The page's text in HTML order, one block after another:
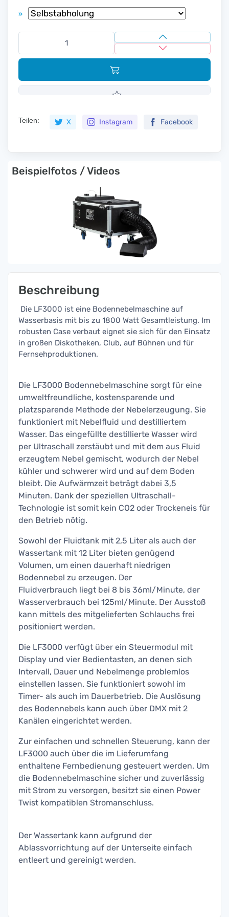
»
Teilen: X Instagram Facebook
Beispielfotos / Videos
Beschreibung
Die LF3000 ist eine Bodennebelmaschine auf
Wasserbasis mit bis zu 1800 Watt Gesamtleistung. Im
robusten Case verbaut eignet sie sich für den Einsatz
in großen Diskotheken, Club, auf Bühnen und für
Fernsehproduktionen.
Die LF3000 Bodennebelmaschine sorgt für eine
umweltfreundliche, kostensparende und
platzsparende Methode der Nebelerzeugung. Sie
funktioniert mit Nebelfluid und destilliertem
Wasser. Das eingefüllte destillierte Wasser wird
per Ultraschall zerstäubt und mit dem aus Fluid
erzeugtem Nebel gemischt, wodurch der Nebel
kühler und schwerer wird und auf dem Boden
bleibt. Die Aufwärmzeit beträgt dabei 3,5
Minuten. Dank der speziellen Ultraschall-
Technologie ist somit kein CO2 oder Trockeneis für
den Betrieb nötig.
Sowohl der Fluidtank mit 2,5 Liter als auch der
Wassertank mit 12 Liter bieten genügend
Volumen, um einen dauerhaft niedrigen
Bodennebel zu erzeugen. Der
Fluidverbrauch liegt bei 8 bis 36ml/Minute, der
Wasserverbrauch bei 125ml/Minute. Der Ausstoß
kann mittels des mitgelieferten Schlauchs frei
positioniert werden.
Die LF3000 verfügt über ein Steuermodul mit
Display und vier Bedientasten, an denen sich
Intervall, Dauer und Nebelmenge problemlos
einstellen lassen. Sie funktioniert sowohl im
Timer- als auch im Dauerbetrieb. Die Auslösung
des Bodennebels kann auch über DMX mit 2
Kanälen eingerichtet werden.
Zur einfachen und schnellen Steuerung, kann der
LF3000 auch über die im Lieferumfang
enthaltene Fernbedienung gesteuert werden. Um
die Bodennebelmaschine sicher und zuverlässig
mit Strom zu versorgen, besitzt sie einen Power
Twist kompatiblen Stromanschluss.
Der Wassertank kann aufgrund der
Ablassvorrichtung auf der Unterseite einfach
entleert und gereinigt werden.